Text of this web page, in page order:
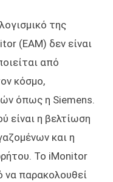
της
(EAM) δεν είναι
από
κόσμο,
όπως η Siemens.
είναι η βελτίωση
και η
Το iMonitor
να παρακολουθεί